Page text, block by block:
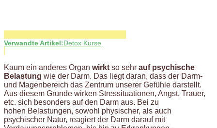
Verwandte Artikel:Detox Kurse
Kaum ein anderes Organ wirkt so sehr auf psychische
Belastung wie der Darm. Das liegt daran, dass der Darm-
und Magenbereich das Zentrum unserer Gefühle darstellt.
Aus diesem Grunde wirken Stressituationen, Angst, Trauer,
etc. sich besonders auf den Darm aus. Bei zu
hohen Belastungen, sowohl physischer, als auch
psychischer Natur, reagiert der Darm darauf mit